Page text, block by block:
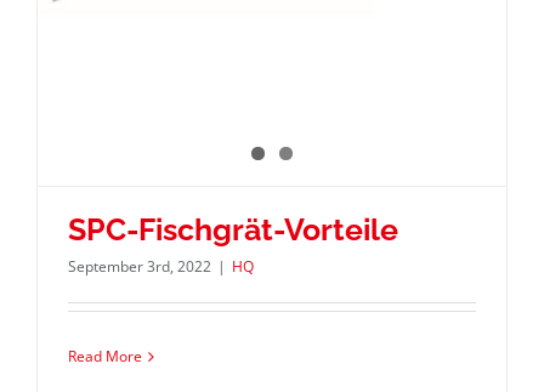
SPC-Fischgrät-Vorteile
September 3rd, 2022 | HQ
Read More